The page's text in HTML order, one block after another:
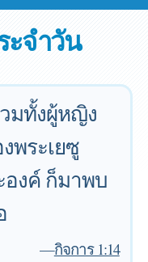
จำวัน
มทั้งผู้หญิง
พระเยซู
งค์ ก็มาพบ
—กิจการ 1:14